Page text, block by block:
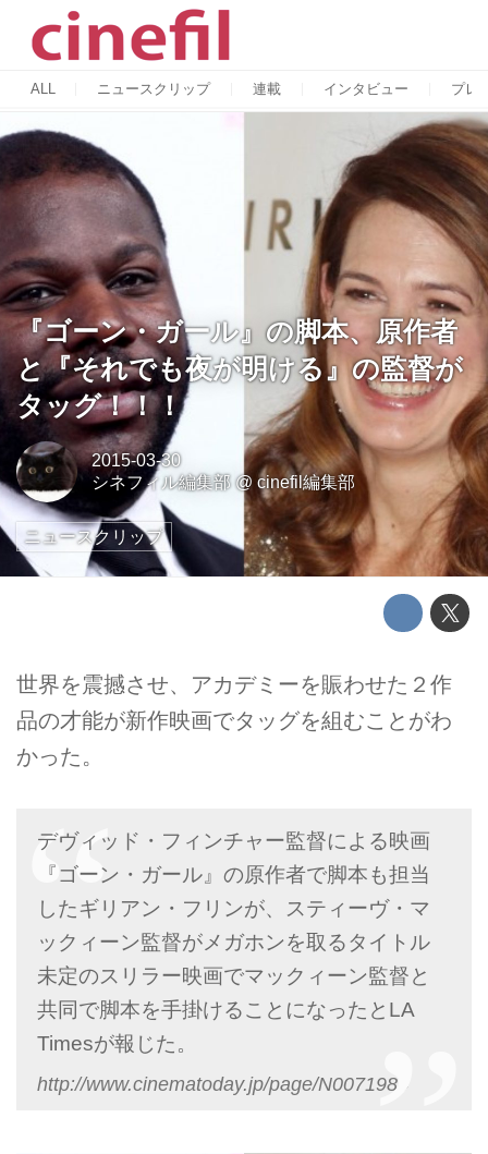
ALL ニュースクリップ 連載 インタビュー プレ
『ゴーン・ガール』の脚本、原作者
と『それでも夜が明ける』の監督が
タッグ！！！
2015-03-30
シネフィル編集部@ cinefil編集部
ニュースクリップ
世界を震撼させ、アカデミーを賑わせた２作
品の才能が新作映画でタッグを組むことがわ
かった。
デヴィッド・フィンチャー監督による映画
『ゴーン・ガール』の原作者で脚本も担当
したギリアン・フリンが、スティーヴ・マ
ックィーン監督がメガホンを取るタイトル
未定のスリラー映画でマックィーン監督と
共同で脚本を手掛けることになったとLA
Timesが報じた。
http://www.cinematoday.jp/page/N0071984